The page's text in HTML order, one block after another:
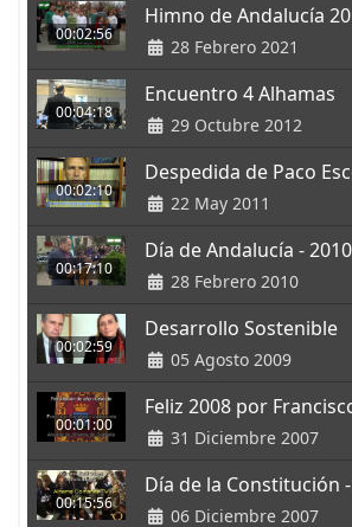
00:02:56
Himno de Andalucía
28 Febrero 2021
00:04:18
Encuentro 4 Alhamas
29 Octubre 2012
00:02:10
Despedida de Paco
22 May 2011
00:17:10
Día de Andalucía - 2010
28 Febrero 2010
00:02:59
Desarrollo Sostenible
05 Agosto 2009
00:01:00
Feliz 2008 por
31 Diciembre 2007
00:15:56
Día de la Constitución
06 Diciembre 2007